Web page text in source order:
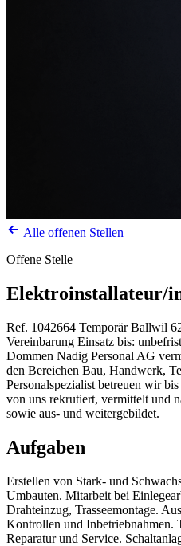
Alle offenen Stellen
Offene Stelle
Elektroinstallateur/
Ref. 1042664 Temporär Ballwil
Vereinbarung Einsatz bis:
Dommen Nadig Personal AG
den Bereichen Bau, Handwerk,
Personalspezialist betreuen wir
von uns rekrutiert, vermittelt und
sowie aus- und weitergebildet.
Aufgaben
Erstellen von Stark- und
Umbauten. Mitarbeit bei
Drahteinzug, Trasseemontage.
Kontrollen und Inbetriebnahmen.
Reparatur und Service.